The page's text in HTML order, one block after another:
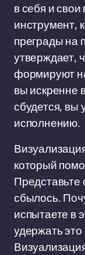
в себя и
инструмент,
преграды на
утверждает,
формируют
вы искренне
сбудется, вы
исполнению.
который
сбылось.
испытаете в
удержать